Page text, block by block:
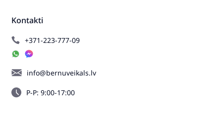
Kontakti
+371-223-777-09
info@bernuveikals.lv
P-P: 9:00-17:00